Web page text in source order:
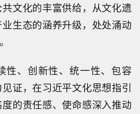
文化的丰富供给，从文化遗
生态的涵养升级，处处涌动
性、创新性、统一性、包容
证，在习近平文化思想指引
的责任感、使命感深入推动